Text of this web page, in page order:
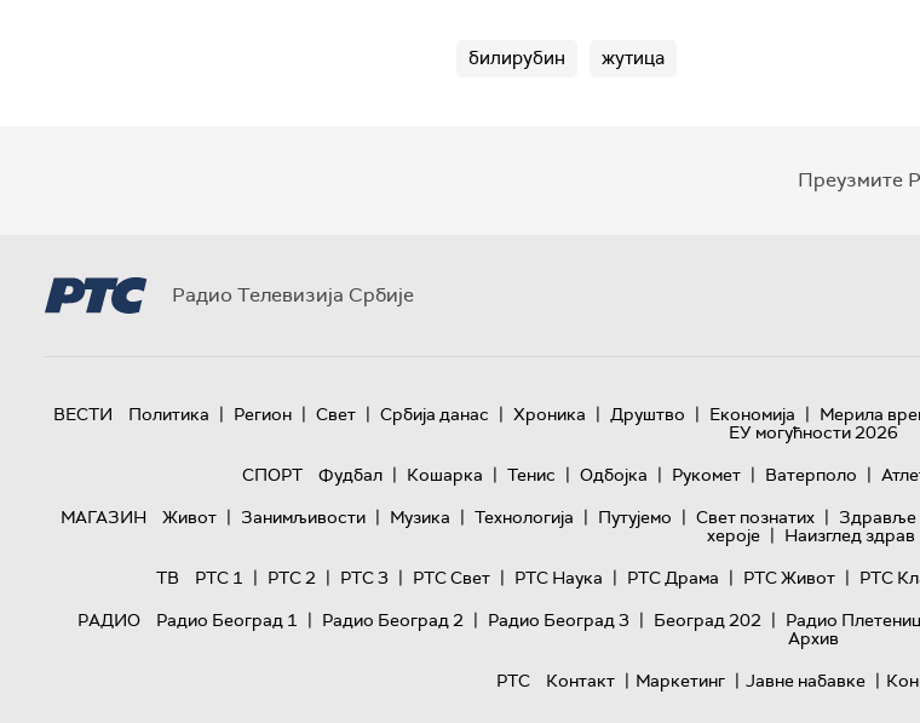
билирубин жутица
Преузмите
Радио Телевизија Србије
ВЕСТИ Политика | Регион | Свет | Србија данас | Хроника | Друштво | Економија | Мерила
ЕУ могућности 2026
СПОРТ
Фудбал | Кошарка | Тенис | Одбојка | Рукомет | Ватерполо |
МАГАЗИН
Живот | Занимљивости | Музика | Технологијa | Путујемо | Свет познатих | Здравље
хероје | Наизглед здрав
ТВ
РТС 1 | РТС 2 | РТС 3 | РТС Свет | РТС Наука | РТС Драма | РТС Живот | РТС
РАДИО
Радио Београд 1 | Радио Београд 2 | Радио Београд 3 | Београд 202 | Радио
Архив
РТС
Контакт | Маркетинг | Јавне набавке |